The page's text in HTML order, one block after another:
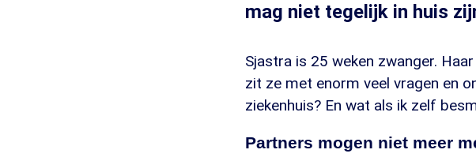
mag niet tegelijk in huis
Sjastra is 25 weken zwanger.
zit ze met enorm veel vragen en
ziekenhuis? En wat als ik zelf
Partners mogen niet meer